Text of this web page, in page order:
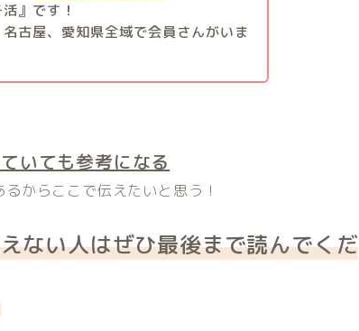
』です！
古屋、愛知県全域で会員さんがいま
いても参考になる
るからここで伝えたいと思う！
ない人はぜひ最後まで読んでくだ